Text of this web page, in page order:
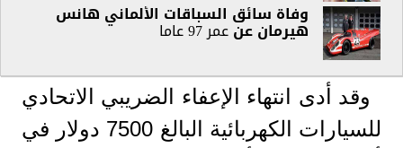
وفاة سائق السباقات الألماني هانس
هيرمان عن عمر 97 عاما
وقد أدى انتهاء الإعفاء الضريبي الاتحادي
للسيارات الكهربائية البالغ 7500 دولار في